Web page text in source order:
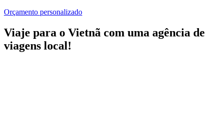
Orçamento personalizado
Viaje para o Vietnã com uma agência de
viagens local!